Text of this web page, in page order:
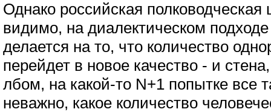
Однако российская полководческая
видимо, на диалектическом
делается на то, что количество
перейдет в новое качество - и
лбом, на какой-то N+1 попытке все
неважно, какое количество